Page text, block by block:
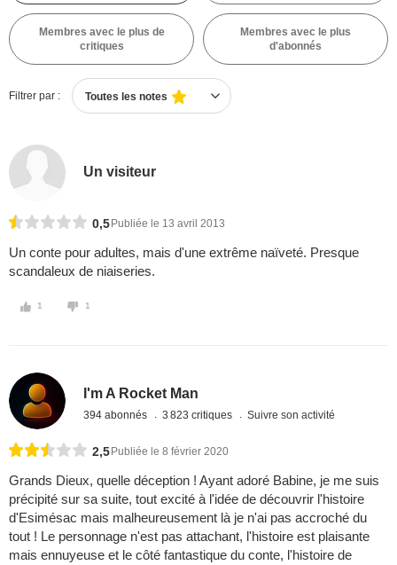
Membres avec le plus de
critiques
Membres avec le plus
d'abonnés
Filtrer par : Toutes les notes
Un visiteur
0,5 Publiée le 13 avril 2013
Un conte pour adultes, mais d'une extrême naïveté. Presque
scandaleux de niaiseries.
1 1
I'm A Rocket Man
394 abonnés 3 823 critiques Suivre son activité
2,5 Publiée le 8 février 2020
Grands Dieux, quelle déception ! Ayant adoré Babine, je me suis
précipité sur sa suite, tout excité à l'idée de découvrir l'histoire
d'Esimésac mais malheureusement là je n'ai pas accroché du
tout ! Le personnage n'est pas attachant, l'histoire est plaisante
mais ennuyeuse et le côté fantastique du conte, l'histoire de